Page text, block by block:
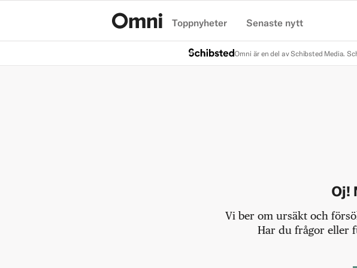
Toppnyheter Senaste nytt
Omni är en del av Schibsted Media.
Oj!
Vi ber om ursäkt och
Har du frågor eller